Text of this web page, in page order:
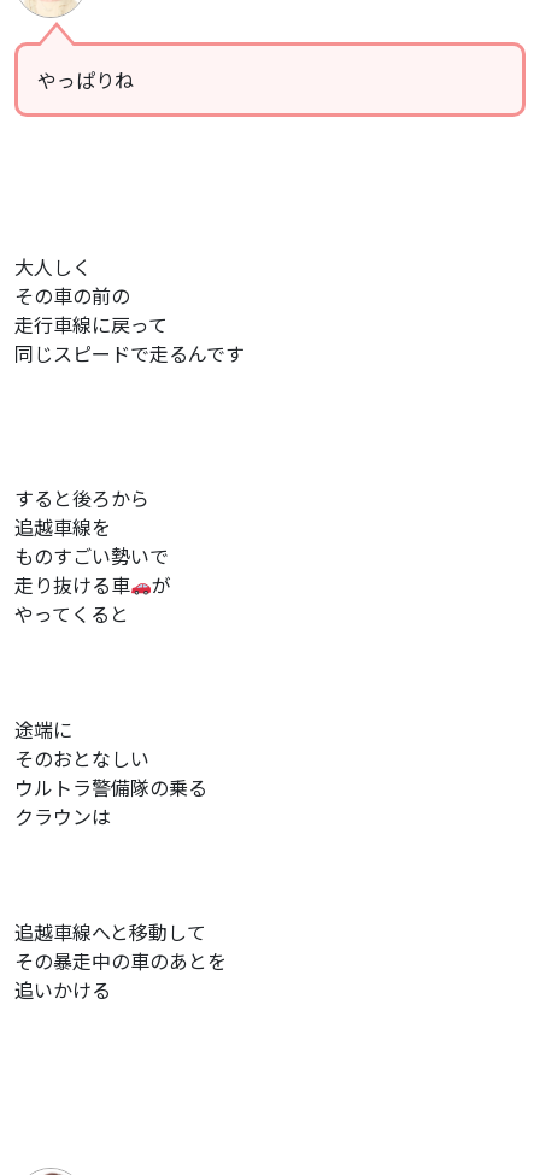
やっぱりね
大人しく
その車の前の
走行車線に戻って
同じスピードで走るんです
すると後ろから
追越車線を
ものすごい勢いで
走り抜ける車
が
やってくると
途端に
そのおとなしい
ウルトラ警備隊の乗る
クラウンは
追越車線へと移動して
その暴走中の車のあとを
追いかける